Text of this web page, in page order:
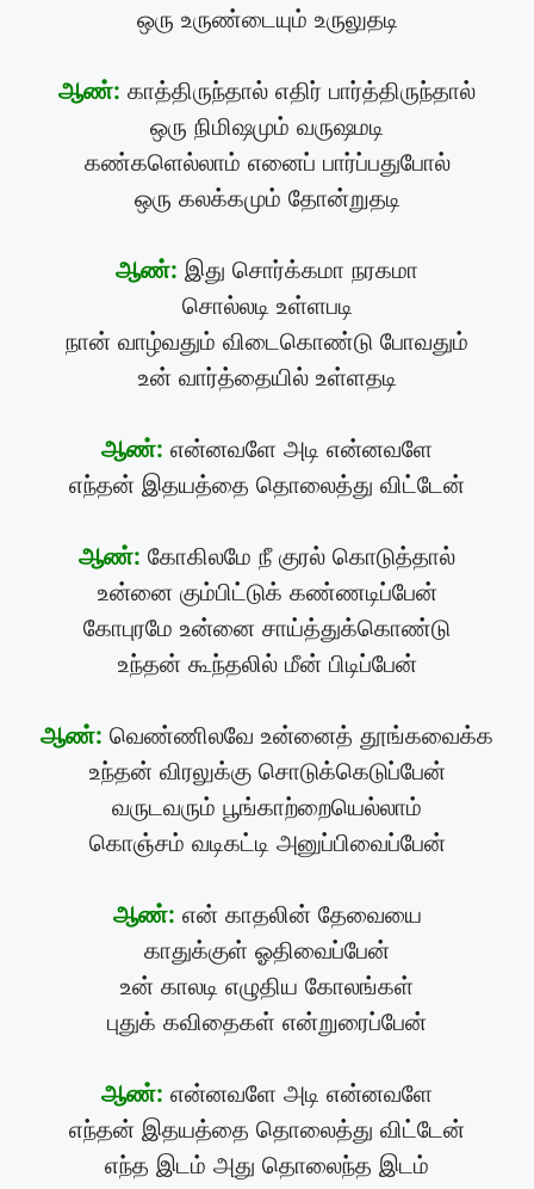
ஒரு உருண்டையும் உருலுதடி
ஆண்: காத்திருந்தால் எதிர் பார்த்திருந்தால்
ஒரு நிமிஷமும் வருஷமடி
கண்களெல்லாம் எனைப் பார்ப்பதுபோல்
ஒரு கலக்கமும் தோன்றுதடி
ஆண்: இது சொர்க்கமா நரகமா
சொல்லடி உள்ளபடி
நான் வாழ்வதும் விடைகொண்டு போவதும்
உன் வார்த்தையில் உள்ளதடி
ஆண்: என்னவளே அடி என்னவளே
எந்தன் இதயத்தை தொலைத்து விட்டேன்
ஆண்: கோகிலமே நீ குரல் கொடுத்தால்
உன்னை கும்பிட்டுக் கண்ணடிப்பேன்
கோபுரமே உன்னை சாய்த்துக்கொண்டு
உந்தன் கூந்தலில் மீன் பிடிப்பேன்
ஆண்: வெண்ணிலவே உன்னைத் தூங்கவைக்க
உந்தன் விரலுக்கு சொடுக்கெடுப்பேன்
வருடவரும் பூங்காற்றையெல்லாம்
கொஞ்சம் வடிகட்டி அனுப்பிவைப்பேன்
ஆண்: என் காதலின் தேவையை
காதுக்குள் ஓதிவைப்பேன்
உன் காலடி எழுதிய கோலங்கள்
புதுக் கவிதைகள் என்றுரைப்பேன்
ஆண்: என்னவளே அடி என்னவளே
எந்தன் இதயத்தை தொலைத்து விட்டேன்
எந்த இடம் அது தொலைந்த இடம்